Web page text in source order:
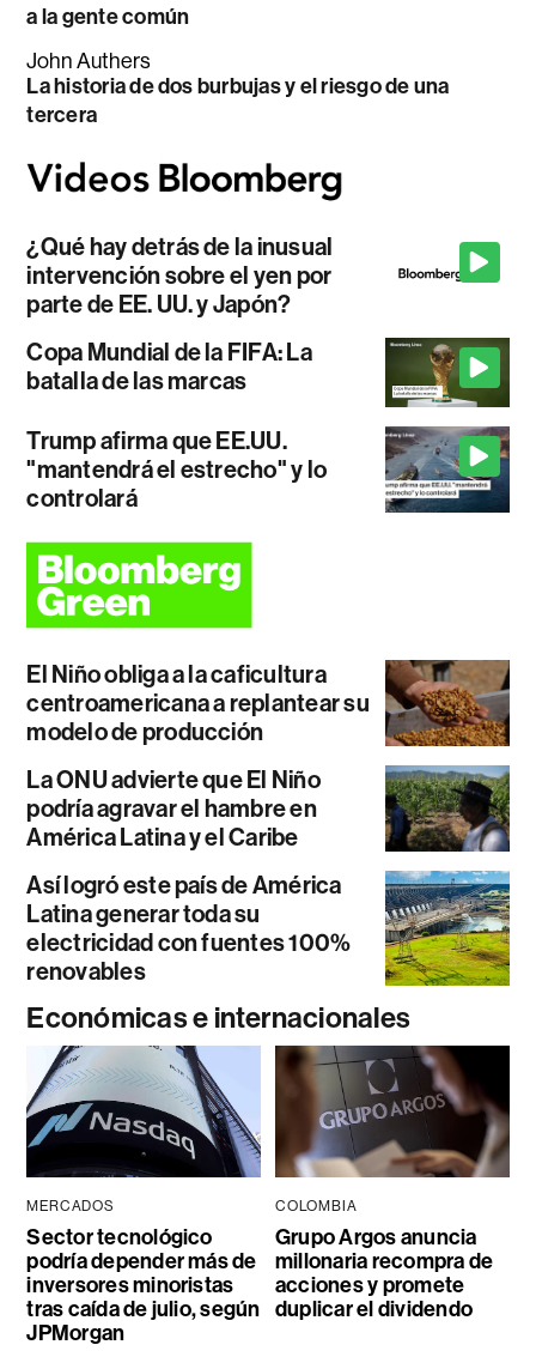
a la gente común
John Authers
La historia de dos burbujas y el riesgo de una
tercera
¿Qué hay detrás de la inusual
intervención sobre el yen por
parte de EE. UU. y Japón?
Copa Mundial de la FIFA: La
batalla de las marcas
Trump afirma que EE.UU.
"mantendrá el estrecho" y lo
controlará
El Niño obliga a la caficultura
centroamericana a replantear su
modelo de producción
La ONU advierte que El Niño
podría agravar el hambre en
América Latina y el Caribe
Así logró este país de América
Latina generar toda su
electricidad con fuentes 100%
renovables
Económicas e internacionales
MERCADOS
Sector tecnológico
podría depender más de
inversores minoristas
tras caída de julio, según
JPMorgan
COLOMBIA
Grupo Argos anuncia
millonaria recompra de
acciones y promete
duplicar el dividendo